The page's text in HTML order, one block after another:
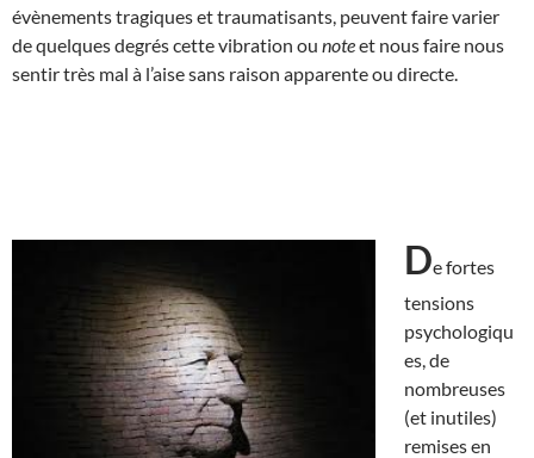
évènements tragiques et traumatisants, peuvent faire varier
de quelques degrés cette vibration ou noteet nous faire nous
sentir très mal à l’aise sans raison apparente ou directe.
De fortes
tensions
psychologiqu
es, de
nombreuses
(et inutiles)
remises en